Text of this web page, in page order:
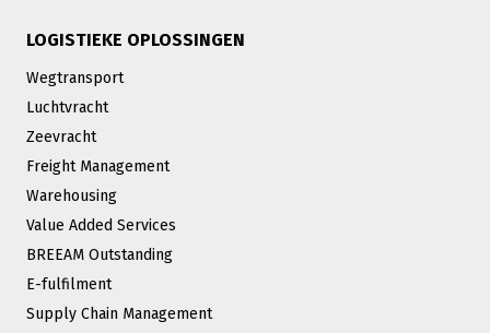
LOGISTIEKE OPLOSSINGEN
Wegtransport
Luchtvracht
Zeevracht
Freight Management
Warehousing
Value Added Services
BREEAM Outstanding
E-fulfilment
Supply Chain Management